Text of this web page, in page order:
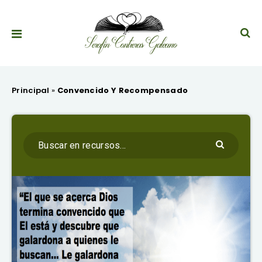
Principal » Convencido Y Recompensado